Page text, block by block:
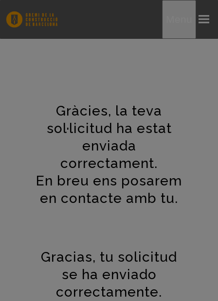
Gràcies, la teva
sol·licitud ha estat
enviada
correctament.
En breu ens posarem
en contacte amb tu.
Gracias, tu solicitud
se ha enviado
correctamente.